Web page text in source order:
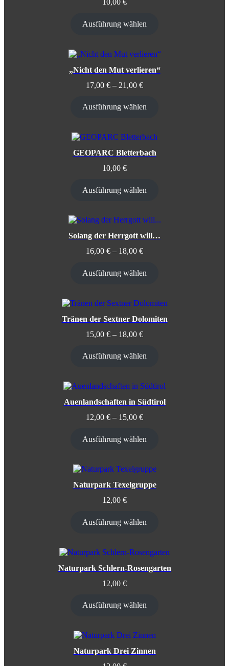
10,00 €
Ausführung wählen
„Nicht den Mut verlieren“
17,00 € – 21,00 €
Ausführung wählen
GEOPARC Bletterbach
10,00 €
Ausführung wählen
Solang der Herrgott will…
16,00 € – 18,00 €
Ausführung wählen
Tränen der Sextner Dolomiten
15,00 € – 18,00 €
Ausführung wählen
Auenlandschaften in Südtirol
12,00 € – 15,00 €
Ausführung wählen
Naturpark Texelgruppe
12,00 €
Ausführung wählen
Naturpark Schlern-Rosengarten
12,00 €
Ausführung wählen
Naturpark Drei Zinnen